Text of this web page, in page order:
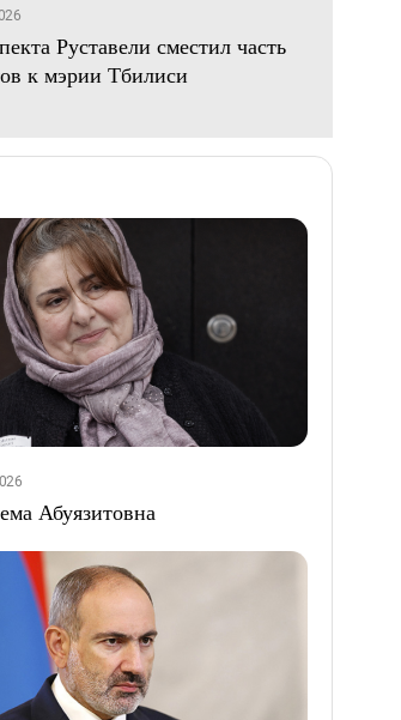
Руставели сместил часть
к мэрии Тбилиси
Абуязитовна